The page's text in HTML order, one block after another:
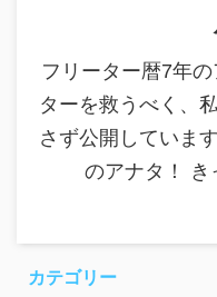
フリーター暦7年
ターを救うべく、
さず公開していま
のアナタ！ き
カテゴリー